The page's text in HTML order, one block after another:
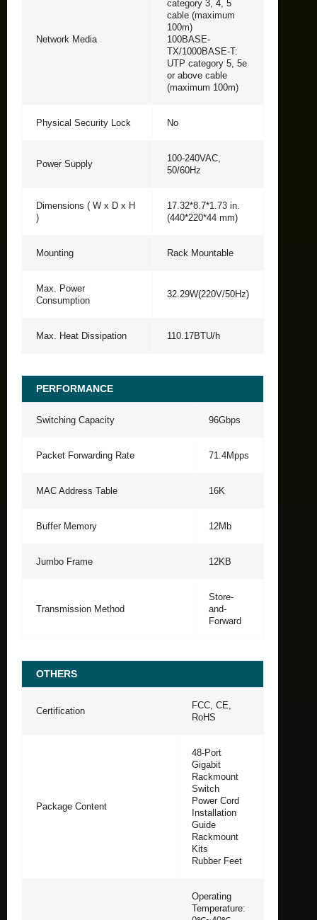
Network Media
category 3, 4, 5
cable (maximum
100m)
100BASE-
TX/1000BASE-T:
UTP category 5, 5e
or above cable
(maximum 100m)
Physical Security Lock No
Power Supply
100-240VAC,
50/60Hz
Dimensions ( W x D x H
)
17.32*8.7*1.73 in.
(440*220*44 mm)
Mounting Rack Mountable
Max. Power
Consumption
32.29W(220V/50Hz)
Max. Heat Dissipation 110.17BTU/h
PERFORMANCE
Switching Capacity 96Gbps
Packet Forwarding Rate 71.4Mpps
MAC Address Table 16K
Buffer Memory 12Mb
Jumbo Frame 12KB
Transmission Method
Store-
and-
Forward
OTHERS
Certification
FCC, CE,
RoHS
Package Content
48-Port
Gigabit
Rackmount
Switch
Power Cord
Installation
Guide
Rackmount
Kits
Rubber Feet
Operating
Temperature: